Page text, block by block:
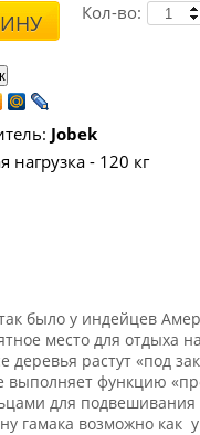
Кол-во:
Jobek
нагрузка - 120 кг
было у индейцев
место для отдыха
растут «под
функцию
для
гамака возможно как